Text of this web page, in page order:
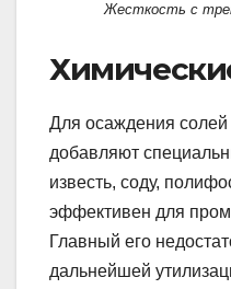
Жесткость с
Для осаждения солей
добавляют
известь, соду,
эффективен для
Главный его
дальнейшей